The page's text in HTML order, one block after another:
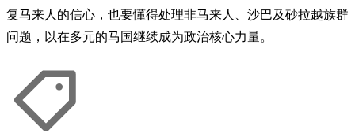
复马来人的信心，也要懂得处理非马来人、沙巴及砂拉越族群
问题，以在多元的马国继续成为政治核心力量。